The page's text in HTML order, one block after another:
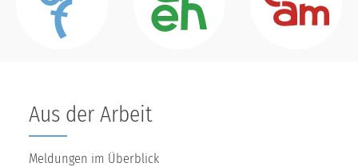
Aus der Arbeit
Meldungen im Überblick